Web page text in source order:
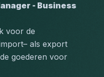
- Business
voor de
als export
goederen voor